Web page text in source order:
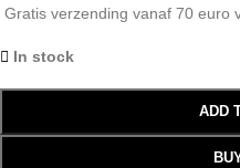
Gratis verzending vanaf 70 euro
In stock
ADD